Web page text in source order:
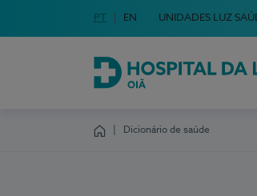
Escolha o seu idioma
Idioma em Português
PT English Language
EN UNIDADES LUZ
Hospital da Luz Oiã
Dicionário de saúde